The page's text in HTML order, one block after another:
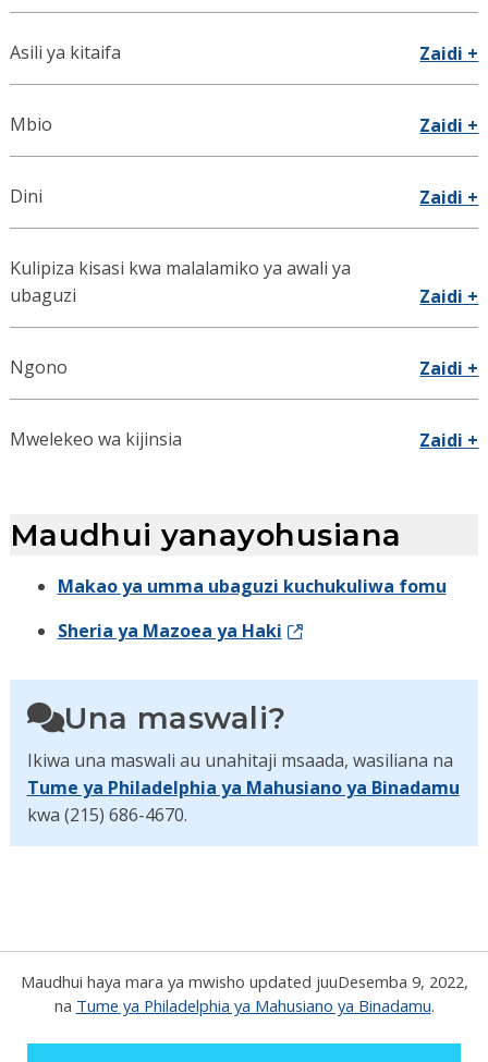
Asili ya kitaifa Zaidi +
Mbio Zaidi +
Dini Zaidi +
Kulipiza kisasi kwa malalamiko ya awali ya
ubaguzi
Zaidi +
Ngono Zaidi +
Mwelekeo wa kijinsia Zaidi +
Maudhui yanayohusiana
Makao ya umma ubaguzi kuchukuliwa fomu
Sheria ya Mazoea ya Haki
Una maswali?
Ikiwa una maswali au unahitaji msaada, wasiliana na
Tume ya Philadelphia ya Mahusiano ya Binadamu
kwa (215) 686-4670.
Maudhui haya mara ya mwisho updated juuDesemba 9, 2022,
na Tume ya Philadelphia ya Mahusiano ya Binadamu.